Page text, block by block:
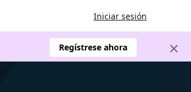
Iniciar sesión
Regístrese ahora